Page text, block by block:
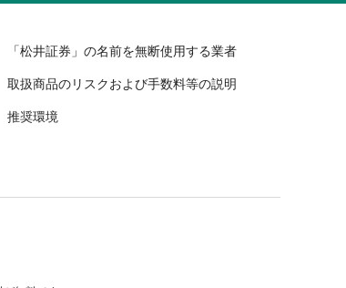
「松井証券」の名前を無断使用する業者
取扱商品のリスクおよび手数料等の説明
推奨環境